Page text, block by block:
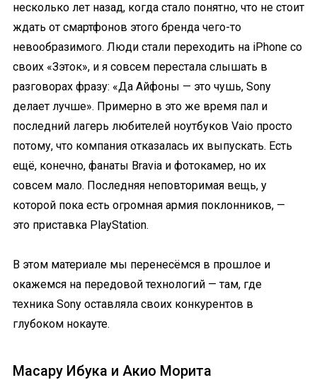
несколько лет назад, когда стало понятно, что не стоит
ждать от смартфонов этого бренда чего-то
невообразимого. Люди стали переходить на iPhone со
своих «Зэток», и я совсем перестала слышать в
разговорах фразу: «Да Айфоны — это чушь, Sony
делает лучше». Примерно в это же время пал и
последний лагерь любителей ноутбуков Vaio просто
потому, что компания отказалась их выпускать. Есть
ещё, конечно, фанаты Bravia и фотокамер, но их
совсем мало. Последняя неповторимая вещь, у
которой пока есть огромная армия поклонников, —
это приставка PlayStation.
В этом материале мы перенесёмся в прошлое и
окажемся на передовой технологий — там, где
техника Sony оставляла своих конкурентов в
глубоком нокауте.
Масару Ибука и Акио Морита